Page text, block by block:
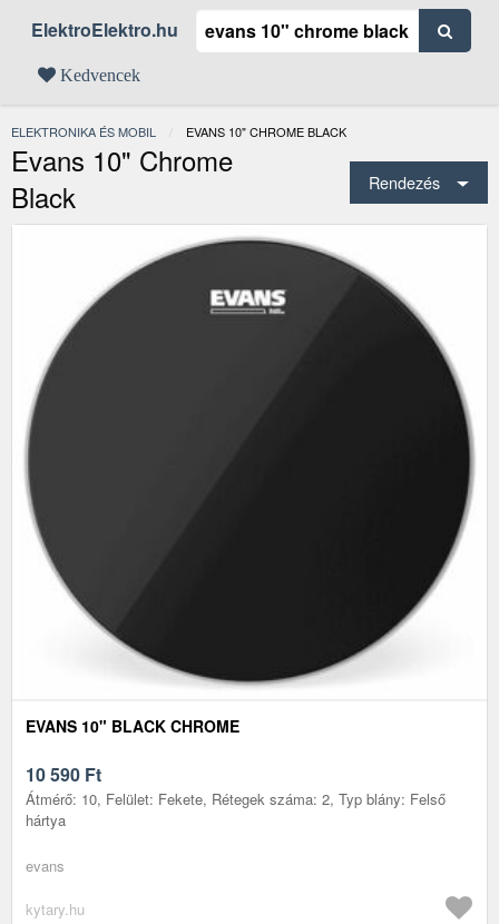
ElektroElektro.hu
Kedvencek
ELEKTRONIKA ÉS MOBIL JELENLEGI:
EVANS 10" CHROME BLACK
Evans 10" Chrome
Black
Rendezés
EVANS 10" BLACK CHROME
10 590 Ft
Átmérő: 10, Felület: Fekete, Rétegek száma: 2, Typ blány: Felső
hártya
evans
kytary.hu